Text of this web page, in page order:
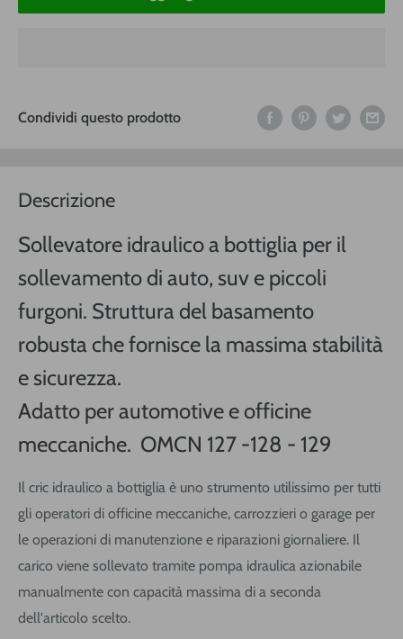
Condividi questo prodotto
Descrizione
Sollevatore idraulico a bottiglia per il
sollevamento di auto, suv e piccoli
furgoni. Struttura del basamento
robusta che fornisce la massima stabilità
e sicurezza.
Adatto per automotive e officine
meccaniche. OMCN 127 -128 - 129
Il cric idraulico a bottiglia è uno strumento utilissimo per tutti
gli operatori di officine meccaniche, carrozzieri o garage per
le operazioni di manutenzione e riparazioni giornaliere. Il
carico viene sollevato tramite pompa idraulica azionabile
manualmente con capacità massima di a seconda
dell'articolo scelto.